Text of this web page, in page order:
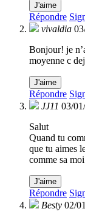
J'aime
Répondre
vivaldia
Bonjour! je
moyenne c
J'aime
Répondre
JJ11 03/
Salut
Quand tu
que tu aimes
comme sa
J'aime
Répondre
Besty 02/